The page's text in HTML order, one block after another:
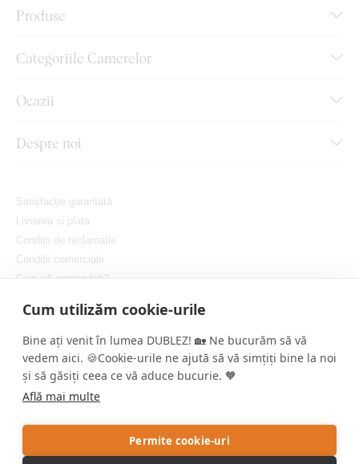
Cum utilizăm cookie-urile
Bine ați venit în lumea DUBLEZ! 🏡 Ne bucurăm să vă
vedem aici. 🍪Cookie-urile ne ajută să vă simțiți bine la noi
și să găsiți ceea ce vă aduce bucurie. 🧡
Află mai multe
Permite cookie-uri
Produse
Categoriile Camerelor
Ocazii
Despre noi
Satisfacție garantată
Livrarea și plata
Condiții de reclamație
Condiții comerciale
Cum să comandați?
Setați cookie-urile
Copyright © DUBLEZ 2026 | Toate drepturile rezervate
Crearea magazinelor online performante de către